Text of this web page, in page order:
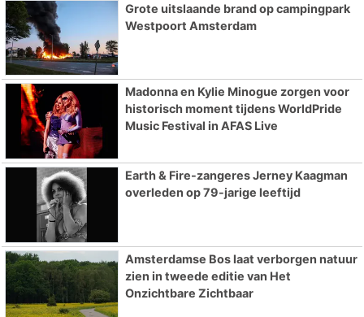
Grote uitslaande brand op campingpark
Westpoort Amsterdam
Madonna en Kylie Minogue zorgen voor
historisch moment tijdens WorldPride
Music Festival in AFAS Live
Earth & Fire-zangeres Jerney Kaagman
overleden op 79-jarige leeftijd
Amsterdamse Bos laat verborgen natuur
zien in tweede editie van Het
Onzichtbare Zichtbaar